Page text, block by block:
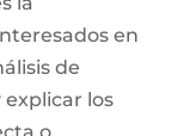
en
de
los